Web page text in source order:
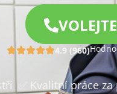
4.9 (960)
✅ Kvalitní práce